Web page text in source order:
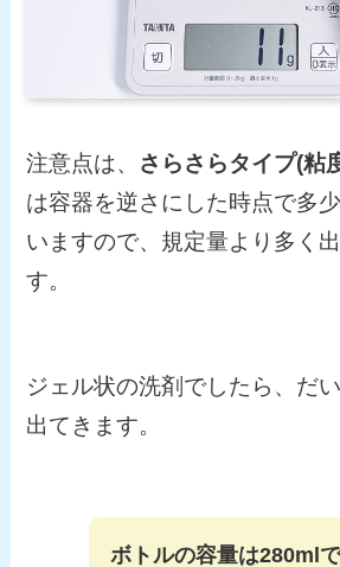
注意点は、 さらさらタイプ(粘
は容器を逆さにした時点で多
いますので、規定量より多く
す。
ジェル状の洗剤でしたら、だ
出てきます。
ボトルの容量は280ml